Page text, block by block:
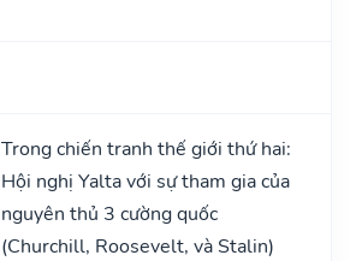
Trong chiến tranh thế giới thứ hai:
Hội nghị Yalta với sự tham gia của
nguyên thủ 3 cường quốc
(Churchill, Roosevelt, và Stalin)